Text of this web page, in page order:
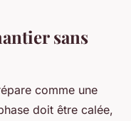
sans
comme une
doit être calée,